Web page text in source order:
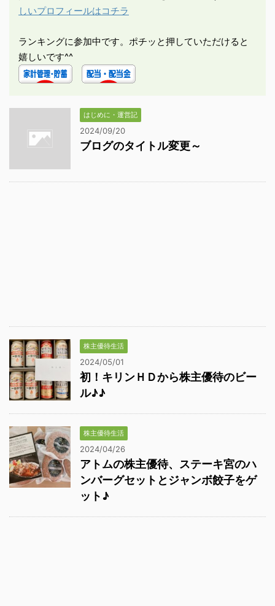
しいプロフィールはコチラ
ランキングに参加中です。ポチッと押していただけると
嬉しいです^^
はじめに・運営記
2024/09/20
ブログのタイトル変更～
株主優待生活
2024/05/01
初！キリンＨＤから株主優待のビー
ル♪♪
株主優待生活
2024/04/26
アトムの株主優待、ステーキ宮のハ
ンバーグセットとジャンボ餃子をゲ
ット♪